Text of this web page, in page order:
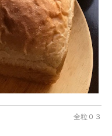
全粒０３